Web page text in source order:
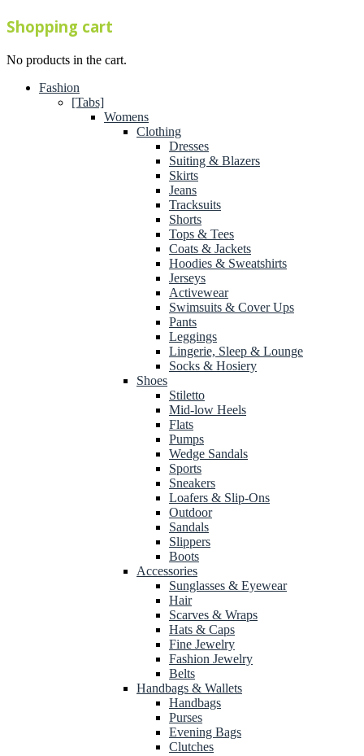
Shopping cart
No products in the cart.
Fashion
[Tabs]
Womens
Clothing
Dresses
Suiting & Blazers
Skirts
Jeans
Tracksuits
Shorts
Tops & Tees
Coats & Jackets
Hoodies & Sweatshirts
Jerseys
Activewear
Swimsuits & Cover Ups
Pants
Leggings
Lingerie, Sleep & Lounge
Socks & Hosiery
Shoes
Stiletto
Mid-low Heels
Flats
Pumps
Wedge Sandals
Sports
Sneakers
Loafers & Slip-Ons
Outdoor
Sandals
Slippers
Boots
Accessories
Sunglasses & Eyewear
Hair
Scarves & Wraps
Hats & Caps
Fine Jewelry
Fashion Jewelry
Belts
Handbags & Wallets
Handbags
Purses
Evening Bags
Clutches